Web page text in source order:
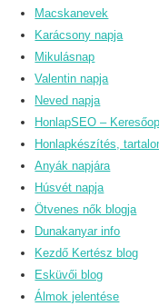
Macskanevek
Karácsony napja
Mikulásnap
Valentin napja
Neved napja
HonlapSEO –
Honlapkészítés,
Anyák napjára
Húsvét napja
Ötvenes nők blogja
Dunakanyar info
Kezdő Kertész blog
Esküvői blog
Álmok jelentése